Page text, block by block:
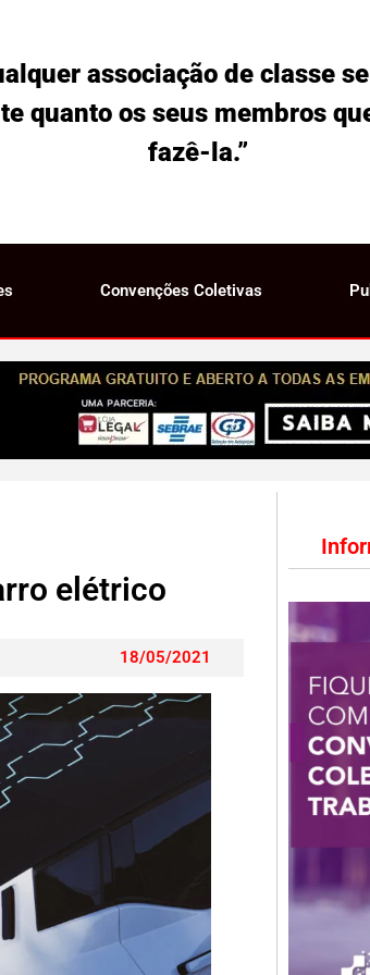
associação de classe
quanto os seus membros
fazê-la.”
Convenções Coletivas
elétrico
18/05/2021